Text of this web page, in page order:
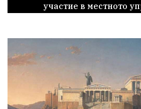
участие в местното